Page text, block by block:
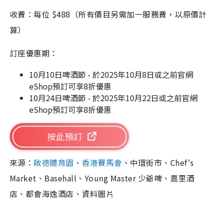
收費：每位 $488（所有價目另需加一服務費，以原價計
算）
訂座優惠期：
10月10日啤酒節 - 於2025年10月8日或之前官網
eShop預訂可享8折優惠
10月24日啤酒節 - 於2025年10月22日或之前官網
eShop預訂可享8折優惠
按此預訂
來源：啟德體育園 、 香港賽馬會 、中環街市、Chef's
Market、Basehall、Young Master 少爺啤、嘉里酒
店、都會海逸酒店、資料圖片